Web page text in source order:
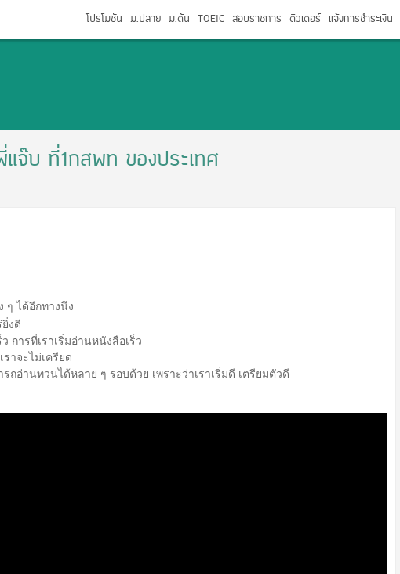
โปรโมชัน ม.ปลาย ม.ต้น TOEIC สอบราชการ ติวเตอร์ แจ้งการชำระเงิน
จ๊บ ที่1กสพท ของประเทศ
ๆ ได้อีกทางนึง
ยิ่งดี
การที่เราเริ่มอ่านหนังสือเร็ว
าจะไม่เครียด
ถอ่านทวนได้หลาย ๆ รอบด้วย เพราะว่าเราเริ่มดี เตรียมตัวดี